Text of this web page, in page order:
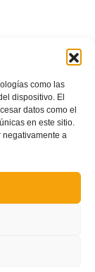
como las
dispositivo. El
datos como el
en este sitio.
negativamente a